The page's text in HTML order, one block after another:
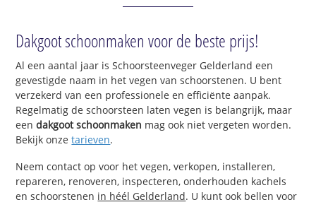
Dakgoot schoonmaken voor de beste prijs!
Al een aantal jaar is Schoorsteenveger Gelderland een
gevestigde naam in het vegen van schoorstenen. U bent
verzekerd van een professionele en efficiënte aanpak.
Regelmatig de schoorsteen laten vegen is belangrijk, maar
eendakgoot schoonmaken mag ook niet vergeten worden.
Bekijk onzetarieven.
Neem contact op voor het vegen, verkopen, installeren,
repareren, renoveren, inspecteren, onderhouden kachels
en schoorstenen in héél Gelderland. U kunt ook bellen voor